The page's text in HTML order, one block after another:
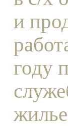
и
году